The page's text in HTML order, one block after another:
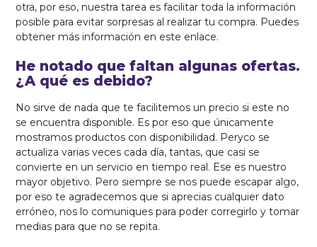
otra, por eso, nuestra tarea es facilitar toda la información
posible para evitar sorpresas al realizar tu compra. Puedes
obtener más información en este enlace.
He notado que faltan algunas ofertas.
¿A qué es debido?
No sirve de nada que te facilitemos un precio si este no
se encuentra disponible. Es por eso que únicamente
mostramos productos con disponibilidad. Peryco se
actualiza varias veces cada día, tantas, que casi se
convierte en un servicio en tiempo real. Ese es nuestro
mayor objetivo. Pero siempre se nos puede escapar algo,
por eso te agradecemos que si aprecias cualquier dato
erróneo, nos lo comuniques para poder corregirlo y tomar
medias para que no se repita.